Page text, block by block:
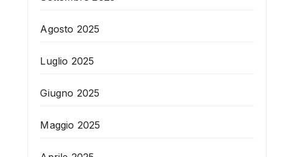
Agosto 2025
Luglio 2025
Giugno 2025
Maggio 2025